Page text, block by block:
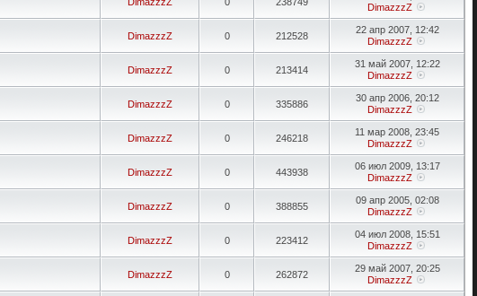
DimazzzZ
DimazzzZ 0 212528
22 апр 2007, 12:42
DimazzzZ
DimazzzZ 0 213414
31 май 2007, 12:22
DimazzzZ
DimazzzZ 0 335886
30 апр 2006, 20:12
DimazzzZ
DimazzzZ 0 246218
11 мар 2008, 23:45
DimazzzZ
DimazzzZ 0 443938
06 июл 2009, 13:17
DimazzzZ
DimazzzZ 0 388855
09 апр 2005, 02:08
DimazzzZ
DimazzzZ 0 223412
04 июл 2008, 15:51
DimazzzZ
DimazzzZ 0 262872
29 май 2007, 20:25
DimazzzZ